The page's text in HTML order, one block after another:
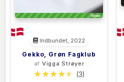
Indbundet, 2022
Gekko, Grøn Fagklub
af Vigga Strøyer
Bacher
(3)